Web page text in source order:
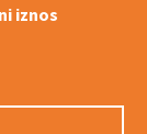
iznos